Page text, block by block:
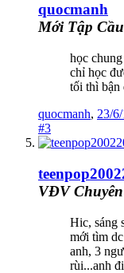
quocmanh
Mới Tập
học
chỉ học
tối thì bận
quocmanh, 23/
#3
VĐV
Hic, sáng
mới tìm
anh, 3
rùi...anh